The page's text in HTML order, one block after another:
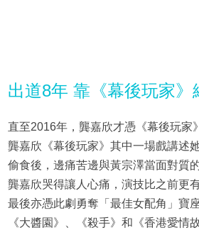
出道8年 靠《幕後玩家》
直至2016年，龔嘉欣才憑《幕後玩家
龔嘉欣《幕後玩家》其中一場戲講述
偷食後，邊痛苦邊與黃宗澤當面對質
龔嘉欣哭得讓人心痛，演技比之前更
最後亦憑此劇勇奪「最佳女配角」寶
《大醬園》、《殺手》和《香港愛情